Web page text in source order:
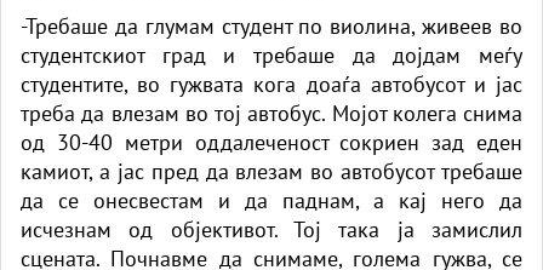
-Требаше да глумам студент по виолина, живеев во
студентскиот град и требаше да дојдам меѓу
студентите, во гужвата кога доаѓа автобусот и јас
треба да влезам во тој автобус. Мојот колега снима
од 30-40 метри оддалеченост сокриен зад еден
камиот, а јас пред да влезам во автобусот требаше
да се онесвестам и да паднам, а кај него да
исчезнам од објективот. Тој така ја замислил
сцената. Почнавме да снимаме, голема гужва, се